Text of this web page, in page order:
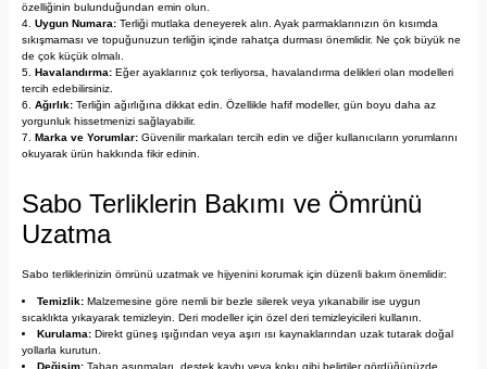
özelliğinin bulunduğundan emin olun.
Uygun Numara: Terliği mutlaka deneyerek alın. Ayak parmaklarınızın ön kısımda
sıkışmaması ve topuğunuzun terliğin içinde rahatça durması önemlidir. Ne çok büyük ne
de çok küçük olmalı.
Havalandırma: Eğer ayaklarınız çok terliyorsa, havalandırma delikleri olan modelleri
tercih edebilirsiniz.
Ağırlık: Terliğin ağırlığına dikkat edin. Özellikle hafif modeller, gün boyu daha az
yorgunluk hissetmenizi sağlayabilir.
Marka ve Yorumlar: Güvenilir markaları tercih edin ve diğer kullanıcıların yorumlarını
okuyarak ürün hakkında fikir edinin.
Sabo Terliklerin Bakımı ve Ömrünü
Uzatma
Sabo terliklerinizin ömrünü uzatmak ve hijyenini korumak için düzenli bakım önemlidir:
Temizlik: Malzemesine göre nemli bir bezle silerek veya yıkanabilir ise uygun
sıcaklıkta yıkayarak temizleyin. Deri modeller için özel deri temizleyicileri kullanın.
Kurulama: Direkt güneş ışığından veya aşırı ısı kaynaklarından uzak tutarak doğal
yollarla kurutun.
Değişim: Taban aşınmaları, destek kaybı veya koku gibi belirtiler gördüğünüzde